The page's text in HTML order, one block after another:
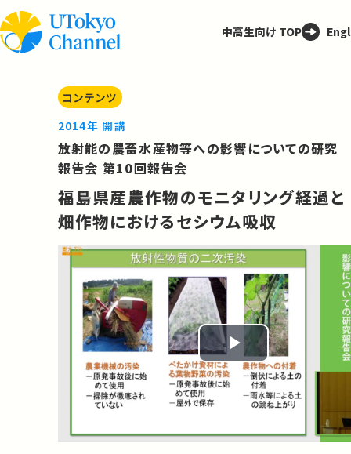
中高生向け TOP
コンテンツ
2014年 開講
放射能の農畜水産物等への影響についての研究
報告会 第10回報告会
福島県産農作物のモニタリング経過と
畑作物におけるセシウム吸収
Play
Video